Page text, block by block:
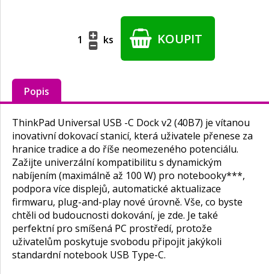
ks KOUPIT
Popis
ThinkPad Universal USB -C Dock v2 (40B7) je vítanou
inovativní dokovací stanicí, která uživatele přenese za
hranice tradice a do říše neomezeného potenciálu.
Zažijte univerzální kompatibilitu s dynamickým
nabíjením (maximálně až 100 W) pro notebooky***,
podpora více displejů, automatické aktualizace
firmwaru, plug-and-play nové úrovně. Vše, co byste
chtěli od budoucnosti dokování, je zde. Je také
perfektní pro smíšená PC prostředí, protože
uživatelům poskytuje svobodu připojit jakýkoli
standardní notebook USB Type-C.